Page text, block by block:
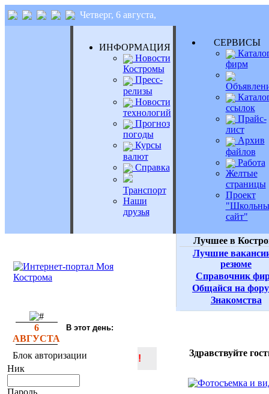
Четверг, 6 августа,
ИНФОРМАЦИЯ
Новости
Костромы
Пресс-
релизы
Новости
технологий
Прогноз
погоды
Курсы
валют
Справка
Транспорт
Наши
друзья
фирм
ссылок
Прайс-
лист
Архив
файлов
Работа
Желтые
страницы
Проект
сайт"
Лучшее в
Лучшие
резюме
Справочник
Общайся на
Знакомства
6
АВГУСТА
В этот день:
Блок авторизации
Ник
Пароль
!
Здравствуйте